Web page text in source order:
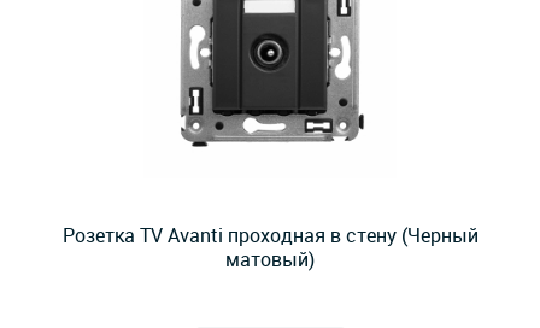
Розетка TV Avanti проходная в стену (Черный
матовый)